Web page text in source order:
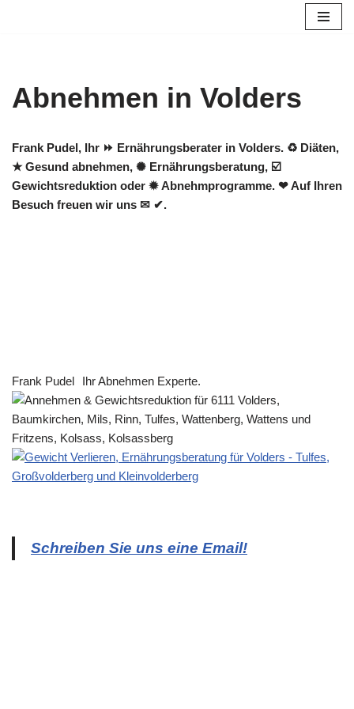
Abnehmen in Volders
Frank Pudel, Ihr ⏩ Ernährungsberater in Volders. ♻ Diäten,
★ Gesund abnehmen, ✺ Ernährungsberatung, ☑️
Gewichtsreduktion oder ✹ Abnehmprogramme. ❤ Auf Ihren
Besuch freuen wir uns ✉ ✔.
Frank Pudel Ihr Abnehmen Experte.
Schreiben Sie uns eine Email!